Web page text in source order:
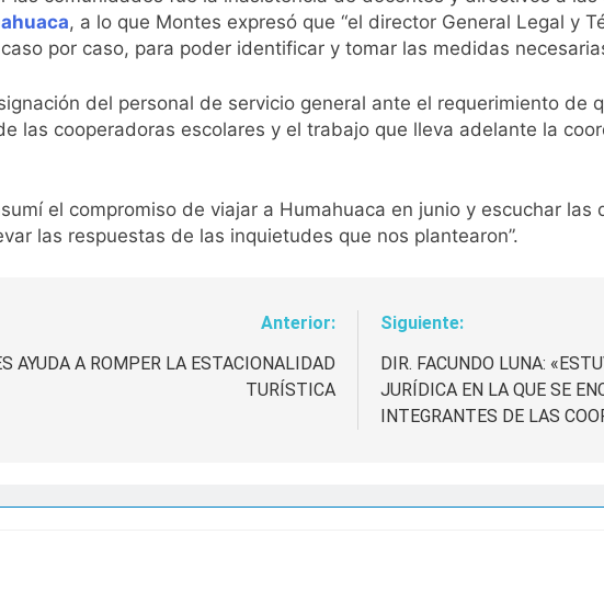
, a lo que Montes expresó que “el director General Legal y
por caso, para poder identificar y tomar las medidas
del personal de servicio general ante el requerimiento de
las cooperadoras escolares y el trabajo que lleva adelante la
el compromiso de viajar a Humahuaca en junio y escuchar
las respuestas de las inquietudes que nos plantearon”.
Anterior:
AYUDA A ROMPER LA ESTACIONALIDAD
TURÍSTICA
Siguiente:
DIR. FACUNDO LUNA:
JURÍDICA EN LA QUE SE
INTEGRANTES DE LAS